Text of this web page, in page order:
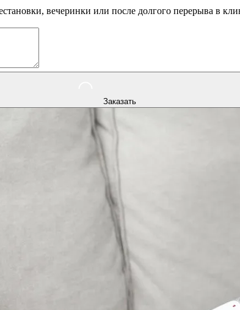
вечеринки или после долгого перерыва в
Заказать